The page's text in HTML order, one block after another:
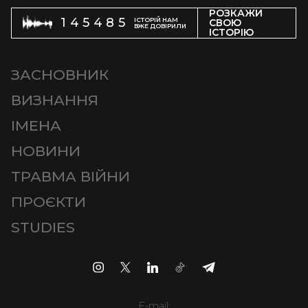
145485
ІСТОРІЙ НАМ
ВЖЕ ДОВІРИЛИ
РОЗКАЖИ
СВОЮ
ІСТОРІЮ
ЗАСНОВНИК
ВИЗНАННЯ
ІМЕНА
НОВИНИ
ТРАВМА ВІЙНИ
ПРОЄКТИ
STUDIES